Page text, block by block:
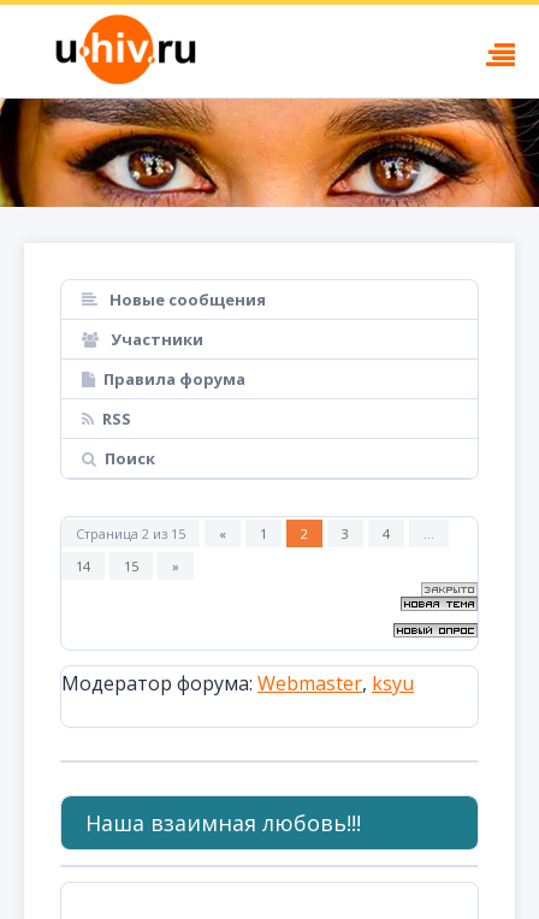
Новые сообщения
Участники
Правила форума
RSS
Поиск
Страница 2 из 15 « 1 2 3 4
…
14
15 »
Модератор форума: Webmaster, ksyu
Наша взаимная любовь!!!